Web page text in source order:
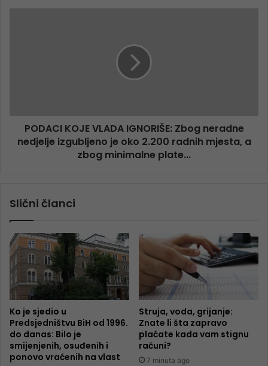
PODACI KOJE VLADA IGNORIŠE: Zbog neradne
nedjelje izgubljeno je oko 2.200 radnih mjesta, a
zbog minimalne plate...
Slični članci
Ko je sjedio u
Predsjedništvu BiH od 1996.
do danas: Bilo je
smijenjenih, osuđenih i
ponovo vraćenih na vlast
Struja, voda, grijanje:
Znate li šta zapravo
plaćate kada vam stignu
računi?
7 minuta ago